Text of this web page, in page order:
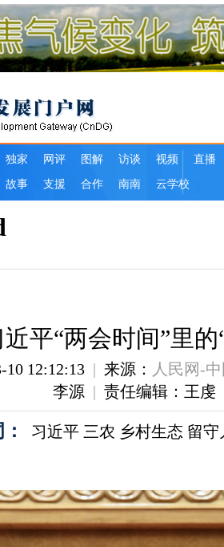
平“两会时间”里的
10 12:12:13 | 来源： 人民网-
李源 | 责任编辑：王虔
习近平 三农 乡村生态 留守